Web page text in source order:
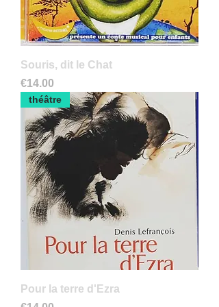
Souris, dit le Chat
Prix
€14.00
théâtre
Pour la terre d'Ezra